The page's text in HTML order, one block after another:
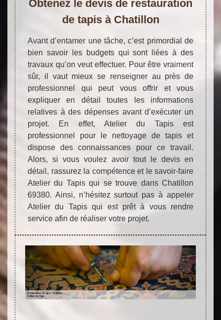
Obtenez le devis de restauration
de tapis à Chatillon
Avant d’entamer une tâche, c’est primordial de
bien savoir les budgets qui sont liées à des
travaux qu’on veut effectuer. Pour être vraiment
sûr, il vaut mieux se renseigner au près de
professionnel qui peut vous offrir et vous
expliquer en détail toutes les informations
relatives à des dépenses avant d’exécuter un
projet. En effet, Atelier du Tapis est
professionnel pour le nettoyage de tapis et
dispose des connaissances pour ce travail.
Alors, si vous voulez avoir tout le devis en
détail, rassurez la compétence et le savoir-faire
Atelier du Tapis qui se trouve dans Chatillon
69380. Ainsi, n’hésitez surtout pas à appeler
Atelier du Tapis qui est prêt à vous rendre
service afin de réaliser votre projet.